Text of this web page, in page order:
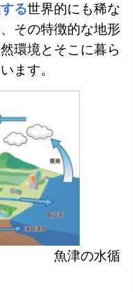
る世界的にも稀な
その特徴的な地形
環境とそこに暮ら
ます。
水循